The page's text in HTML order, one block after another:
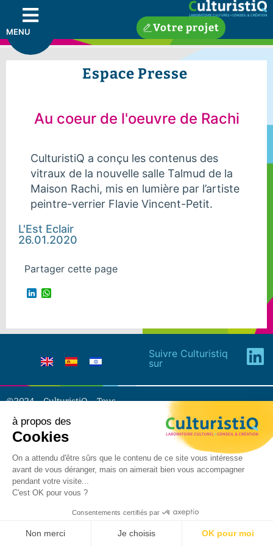
MENU Votre projet
Espace Presse
Au coeur de l'oeuvre de Rachi
CulturistiQ a conçu les contenus des
vitraux de la nouvelle salle Talmud de la
Maison Rachi, mis en lumière par l’artiste
peintre-verrier Flavie Vincent-Petit.
L'Est Eclair
26.01.2020
Partager cette page
LinkedIn
Suivre Culturistiq
sur
©2024 – CulturistiQ – Tous
légales–Politique de
confidentialité
à propos des
Cookies
On a attendu d'être sûrs que le contenu de ce site vous intéresse
avant de vous déranger, mais on aimerait bien vous accompagner
pendant votre visite...
C'est OK pour vous ?
Consentements certifiés par
Non merci Je choisis OK pour moi